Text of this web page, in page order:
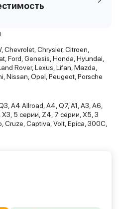
Chevrolet, Chrysler, Citroen,
Ford, Genesis, Honda, Hyundai,
Rover, Lexus, Lifan, Mazda,
Nissan, Opel, Peugeot, Porsche
A4 Allroad, A4, Q7, A1, A3, A6,
5 серии, Z4, 7 серии, X5, 3
Cruze, Captiva, Volt, Epica, 300C,